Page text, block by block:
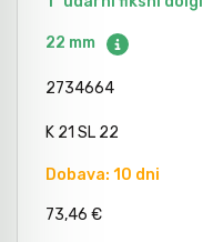
22 mm
2734664
K 21 SL 22
Dobava: 10 dni
73,46 €